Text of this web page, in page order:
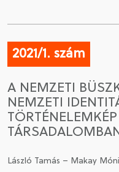
CSATLAKOZÁS A
TAGSÁGOMAT
2021/1. szám
A NEMZETI
NEMZETI
László Tamás – Makay